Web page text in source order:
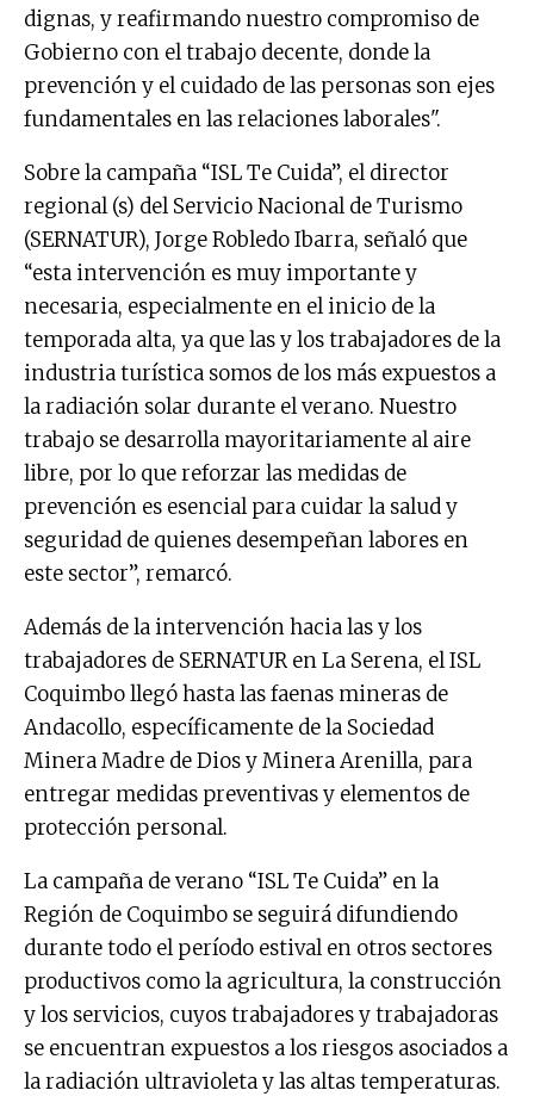
dignas, y reafirmando nuestro compromiso de
Gobierno con el trabajo decente, donde la
prevención y el cuidado de las personas son ejes
fundamentales en las relaciones laborales".
Sobre la campaña “ISL Te Cuida”, el director
regional (s) del Servicio Nacional de Turismo
(SERNATUR), Jorge Robledo Ibarra, señaló que
“esta intervención es muy importante y
necesaria, especialmente en el inicio de la
temporada alta, ya que las y los trabajadores de la
industria turística somos de los más expuestos a
la radiación solar durante el verano. Nuestro
trabajo se desarrolla mayoritariamente al aire
libre, por lo que reforzar las medidas de
prevención es esencial para cuidar la salud y
seguridad de quienes desempeñan labores en
este sector”, remarcó.
Además de la intervención hacia las y los
trabajadores de SERNATUR en La Serena, el ISL
Coquimbo llegó hasta las faenas mineras de
Andacollo, específicamente de la Sociedad
Minera Madre de Dios y Minera Arenilla, para
entregar medidas preventivas y elementos de
protección personal.
La campaña de verano “ISL Te Cuida” en la
Región de Coquimbo se seguirá difundiendo
durante todo el período estival en otros sectores
productivos como la agricultura, la construcción
y los servicios, cuyos trabajadores y trabajadoras
se encuentran expuestos a los riesgos asociados a
la radiación ultravioleta y las altas temperaturas.